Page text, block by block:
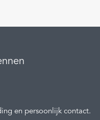
en persoonlijk contact.